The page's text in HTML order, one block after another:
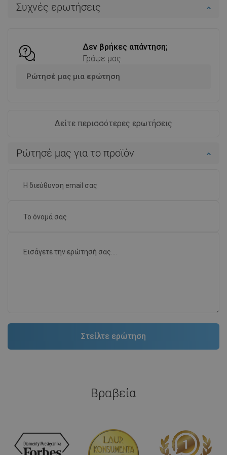
Συχνές ερωτήσεις
Δεν βρήκες απάντηση;
Γράψε μας
Ρώτησέ μας μια ερώτηση
Δείτε περισσότερες ερωτήσεις
Ρώτησέ μας για το προϊόν
Βραβεία